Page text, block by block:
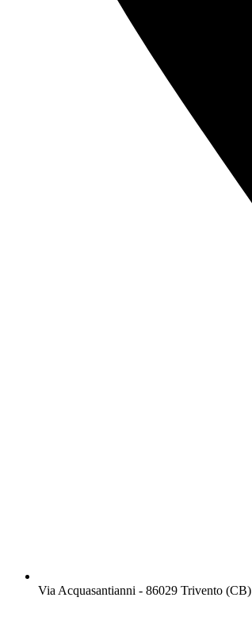
Via Acquasantianni - 86029 Trivento (CB)